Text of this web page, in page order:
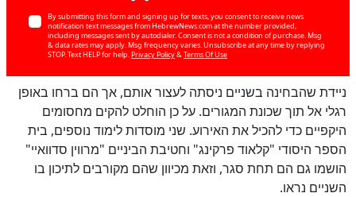
By submitting this form and signing up for texts, you consent to receive news
notification text messages from HebrewNews.com at the number provided,
including messages sent by autodialer. Consent is not a condition of purchase. Msg
& data rates may apply. Msg frequency varies. Unsubscribe at any time by replying
STOP. Text HELP for help. Privacy Policy& Terms Of Use
ניידת שהבחינה בשניים ניסתה לעצור אותם, אך הם ברחו באופן
רגלי אל תוך שכונת המגורים. על כן הוחלט להקים מחסומים
היקפיים כדי להכיל את האירוע. שני מוסדות לימוד נוספים, בית
הספר היסודי "קלאוד פרקינג" וחטיבת הביניים "מרווין סדוואיי"
הושמו גם הם תחת סגר, וזאת מכיוון שהם מקורבים לתיכון בו
השניים נראו.